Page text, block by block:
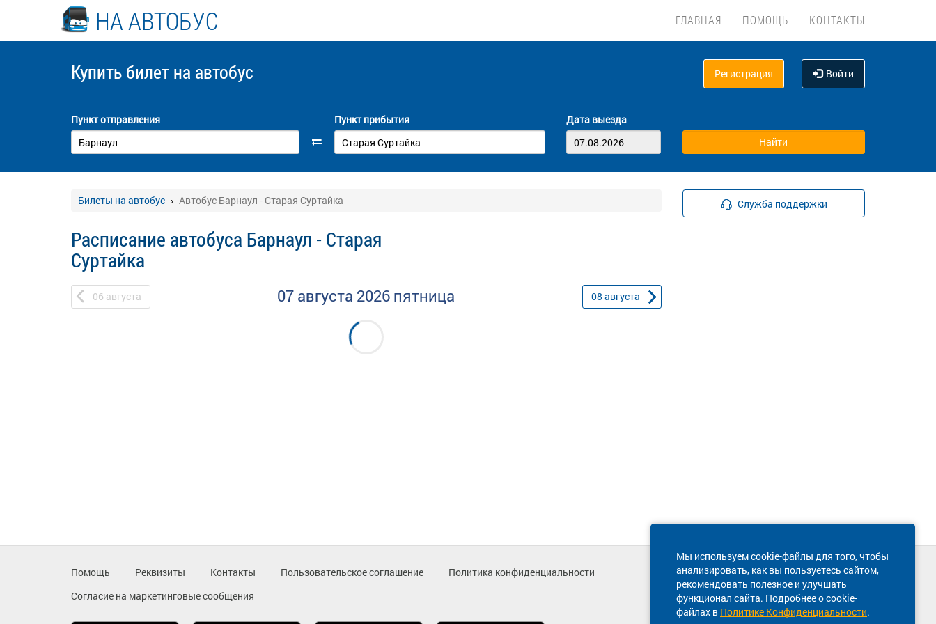
НА АВТОБУС ГЛАВНАЯ ПОМОЩЬ КОНТАКТЫ
Купить билет на автобус Регистрация Войти
Пункт отправления Пункт прибытия Дата выезда
Билеты на автобус Автобус Барнаул - Старая Суртайка
Расписание автобуса Барнаул - Старая
Суртайка
06 августа 07 августа 2026 пятница 08 августа
Служба поддержки
Мы используем cookie-файлы для того, чтобы
анализировать, как вы пользуетесь сайтом,
рекомендовать полезное и улучшать
функционал сайта. Подробнее о cookie-
файлах в Политике Конфиденциальности.
Помощь Реквизиты Контакты Пользовательское соглашение
Политика конфиденциальности
Согласие на маркетинговые сообщения
Техническая поддержка сайта
8 800 600-03-38